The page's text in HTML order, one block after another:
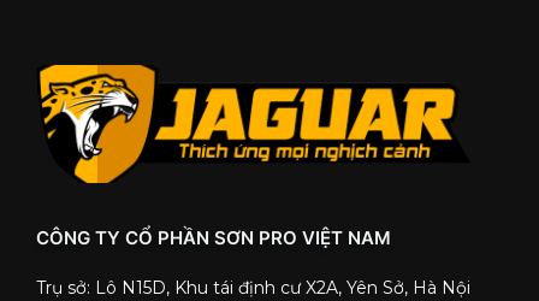
CÔNG TY CỔ PHẦN SƠN PRO VIỆT NAM
Trụ sở: Lô N15D, Khu tái định cư X2A, Yên Sở, Hà Nội